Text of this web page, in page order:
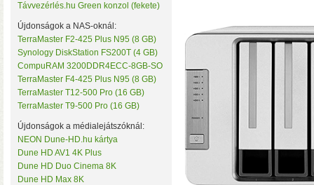
• Hardveres RAID0/
választható
MByte/s
Távvezérlés.hu Green konzol (fekete)
Újdonságok a NAS-oknál:
TerraMaster F2-425 Plus N95 (8 GB)
Synology DiskStation FS200T (4 GB)
CompuRAM 3200DDR4ECC-8GB-SO
TerraMaster F4-425 Plus N95 (8 GB)
TerraMaster T12-500 Pro (16 GB)
TerraMaster T9-500 Pro (16 GB)
Újdonságok a médialejátszóknál:
NEON Dune-HD.hu kártya
Dune HD AV1 4K Plus
Dune HD Duo Cinema 8K
Dune HD Max 8K